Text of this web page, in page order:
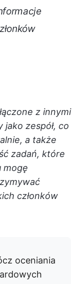
z innymi
zespół, co
a także
zadań, które
mogę
członków
oceniania